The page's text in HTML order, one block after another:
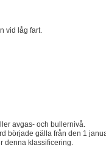
vid låg fart.
avgas- och bullernivå.
började gälla från den 1
denna klassificering.